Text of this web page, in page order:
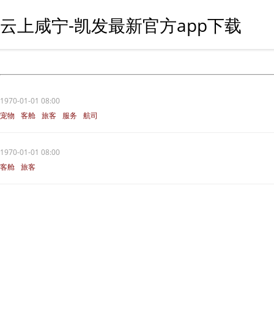
云上咸宁-凯发最新官方app下载
1970-01-01 08:00
宠物
客舱 旅客 服务 航司
1970-01-01 08:00
客舱 旅客